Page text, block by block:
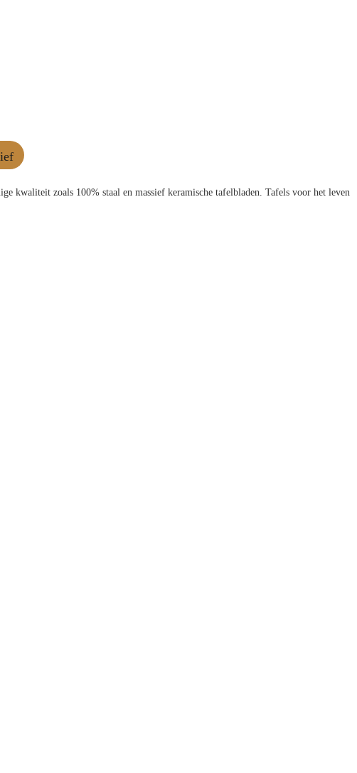
kwaliteit zoals 100% staal en massief keramische tafelbladen. Tafels voor het leven